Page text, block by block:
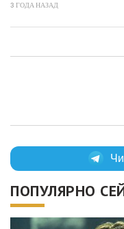
3 ГОДА НАЗАД
ПОПУЛЯРНО